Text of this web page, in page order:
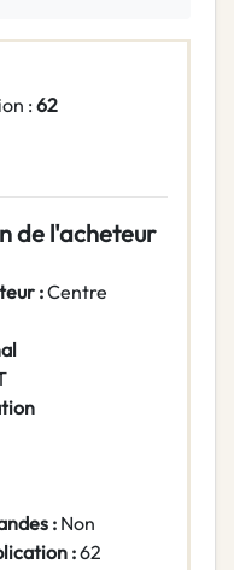
: 62
de l'acheteur
:Centre
:Non
:62